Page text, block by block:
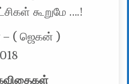
கூறுமே ….!
– ( ஜெகன் )